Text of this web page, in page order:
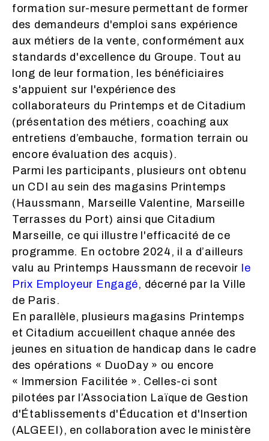
formation sur-mesure permettant de former
des demandeurs d'emploi sans expérience
aux métiers de la vente, conformément aux
standards d'excellence du Groupe. Tout au
long de leur formation, les bénéficiaires
s'appuient sur l'expérience des
collaborateurs du Printemps et de Citadium
(présentation des métiers, coaching aux
entretiens d’embauche, formation terrain ou
encore évaluation des acquis).
Parmi les participants, plusieurs ont obtenu
un CDI au sein des magasins Printemps
(Haussmann, Marseille Valentine, Marseille
Terrasses du Port) ainsi que Citadium
Marseille, ce qui illustre l'efficacité de ce
programme. En octobre 2024, il a d’ailleurs
valu au Printemps Haussmann de recevoir le
Prix Employeur Engagé, décerné par la Ville
de Paris.
En parallèle, plusieurs magasins Printemps
et Citadium accueillent chaque année des
jeunes en situation de handicap dans le cadre
des opérations « DuoDay » ou encore
« Immersion Facilitée ». Celles-ci sont
pilotées par l’Association Laïque de Gestion
d'Établissements d'Éducation et d'Insertion
(ALGEEI), en collaboration avec le ministère